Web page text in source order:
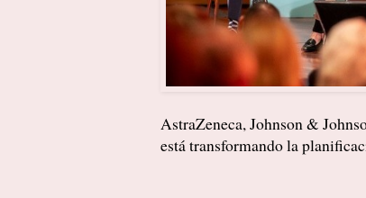
AstraZeneca, Johnson &
está transformando la